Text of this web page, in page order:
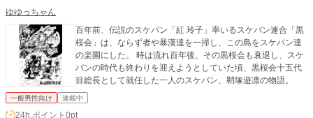
ゆゆっちゃん
百年前、伝説のスケバン「紅 玲子」率いるスケバン連合「黒
桜会」は、ならず者や暴漢達を一掃し、この島をスケバン達
の楽園にした。 時は流れ百年後、その黒桜会も衰退し、スケ
バンの時代も終わりを迎えようとしていた頃、黒桜会十五代
目総長として就任した一人のスケバン、鞘塚遊凛の物語。
一般男性向け 連載中
24h.ポイント 0pt